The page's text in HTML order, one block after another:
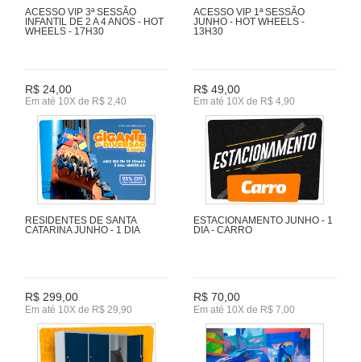
ACESSO VIP 3ª SESSÃO
INFANTIL DE 2 A 4 ANOS - HOT
WHEELS - 17H30
R$ 24,00
Em até 10X de R$ 2,40
ACESSO VIP 1ª SESSÃO
JUNHO - HOT WHEELS -
13H30
R$ 49,00
Em até 10X de R$ 4,90
RESIDENTES DE SANTA
CATARINA JUNHO - 1 DIA
R$ 299,00
Em até 10X de R$ 29,90
ESTACIONAMENTO JUNHO - 1
DIA - CARRO
R$ 70,00
Em até 10X de R$ 7,00